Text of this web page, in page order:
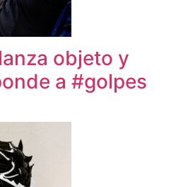
objeto y
a #golpes